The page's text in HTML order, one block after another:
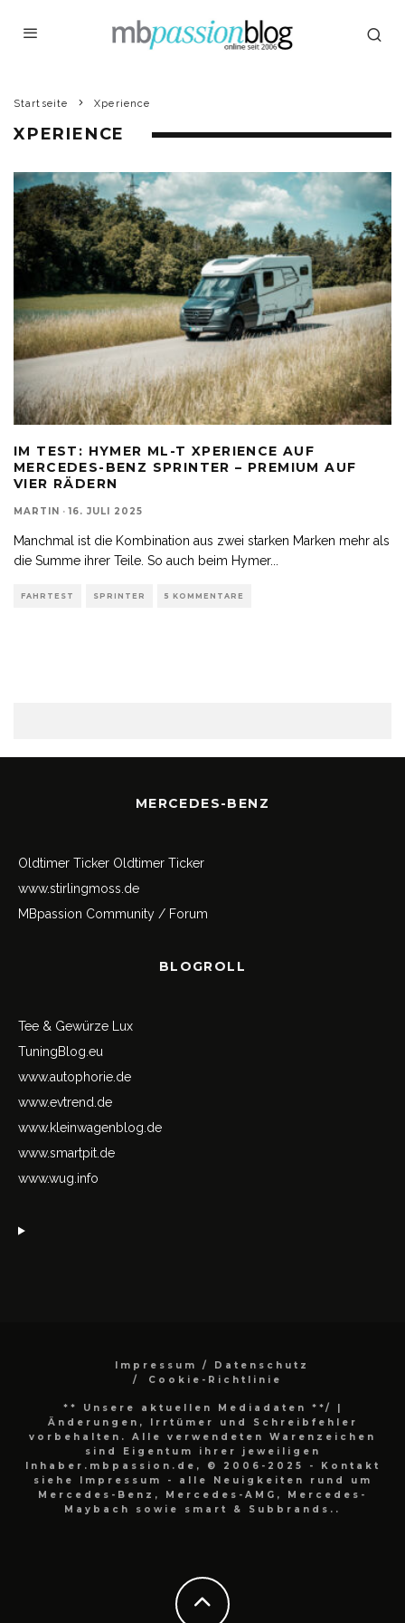
Startseite Xperience
XPERIENCE
IM TEST: HYMER ML-T XPERIENCE AUF
MERCEDES-BENZ SPRINTER – PREMIUM AUF
VIER RÄDERN
MARTIN · 16. JULI 2025
Manchmal ist die Kombination aus zwei starken Marken mehr als
die Summe ihrer Teile. So auch beim Hymer...
FAHRTEST SPRINTER 5 KOMMENTARE
MERCEDES-BENZ
Oldtimer Ticker Oldtimer Ticker
www.stirlingmoss.de
MBpassion Community / Forum
BLOGROLL
Tee & Gewürze Lux
TuningBlog.eu
www.autophorie.de
www.evtrend.de
www.kleinwagenblog.de
www.smartpit.de
www.wug.info
Impressum / Datenschutz
Cookie-Richtlinie
** Unsere aktuellen Mediadaten **/
|
Änderungen, Irrtümer und Schreibfehler
vorbehalten. Alle verwendeten Warenzeichen
sind Eigentum ihrer jeweiligen
Inhaber.mbpassion.de, © 2006-2025 - Kontakt
siehe Impressum - alle Neuigkeiten rund um
Mercedes-Benz, Mercedes-AMG, Mercedes-
Maybach sowie smart & Subbrands..